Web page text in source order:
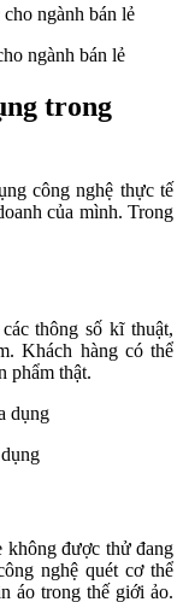
ngành bán lẻ
trong
công nghệ thực tế
của mình. Trong
thông số kĩ thuật,
Khách hàng có thể
phẩm thật.
không được thử đang
nghệ quét cơ thể
áo trong thế giới ảo.